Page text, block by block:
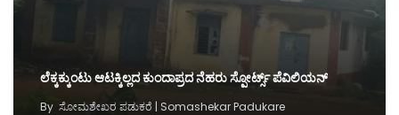
ಲೆಕ್ಕಕ್ಕುಂಟು ಆಟಕ್ಕಿಲ್ಲದ ಕುಂದಾಪ್ರದ ನೆಹರು ಸ್ಪೋರ್ಟ್ಸ್‌ ಪೆವಿಲಿಯನ್‌
By ಸೋಮಶೇಖರ ಪಡುಕರೆ | Somashekar Padukare